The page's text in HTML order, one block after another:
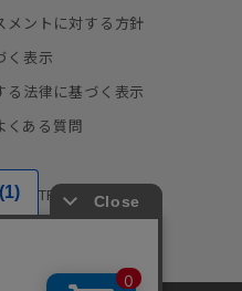
メントに対する方針
く表示
る法律に基づく表示
くある質問
（TRUSTe）